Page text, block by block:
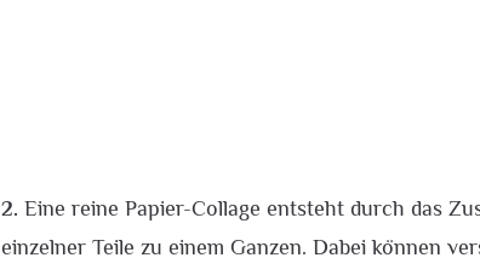
2. Eine reine Papier-Collage entsteht durch das
einzelner Teile zu einem Ganzen. Dabei können